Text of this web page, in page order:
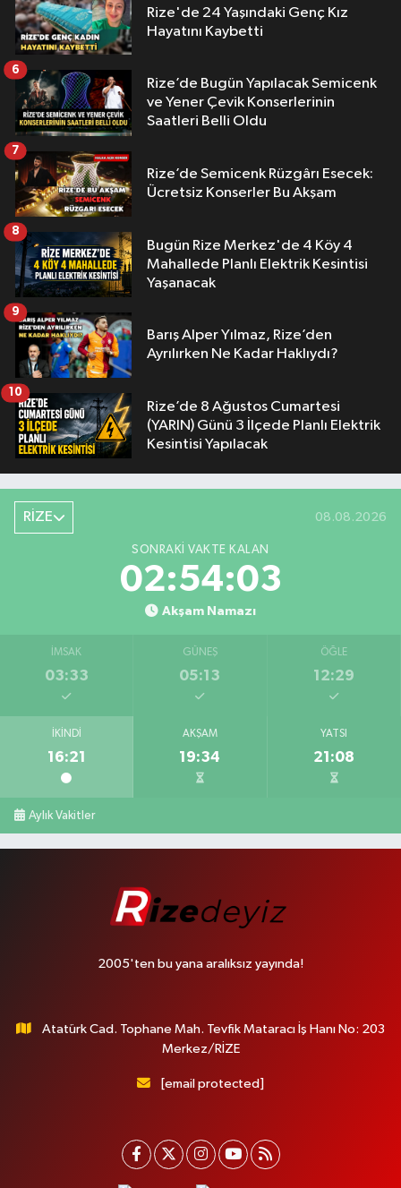
Rize'de 24 Yaşındaki Genç Kız
Hayatını Kaybetti
Rize’de Bugün Yapılacak Semicenk
ve Yener Çevik Konserlerinin
Saatleri Belli Oldu
6
Rize’de Semicenk Rüzgârı Esecek:
Ücretsiz Konserler Bu Akşam
7
Bugün Rize Merkez'de 4 Köy 4
Mahallede Planlı Elektrik Kesintisi
Yaşanacak
8
Barış Alper Yılmaz, Rize’den
Ayrılırken Ne Kadar Haklıydı?
9
Rize’de 8 Ağustos Cumartesi
(YARIN) Günü 3 İlçede Planlı Elektrik
Kesintisi Yapılacak
10
RİZE 08.08.2026
SONRAKI VAKTE KALAN
02:54:02
Akşam Namazı
İMSAK
03:33
GÜNEŞ
05:13
ÖĞLE
12:29
İKINDI
16:21
AKŞAM
19:34
YATSI
21:08
Aylık Vakitler
2005'ten bu yana aralıksız yayında!
Atatürk Cad. Tophane Mah. Tevfik Mataracı İş Hanı No: 203
Merkez/RİZE
[email protected]